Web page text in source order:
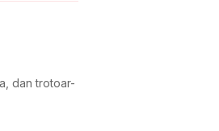
dan trotoar-